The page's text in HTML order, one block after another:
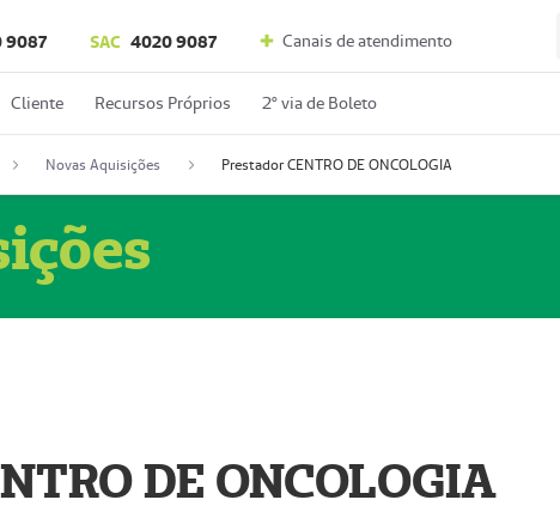
9087 SAC 4020 9087 Canais de atendimento
Cliente Recursos Próprios 2º via de Boleto
Novas Aquisições Prestador CENTRO DE ONCOLOGIA
DE ONCOLOGIA